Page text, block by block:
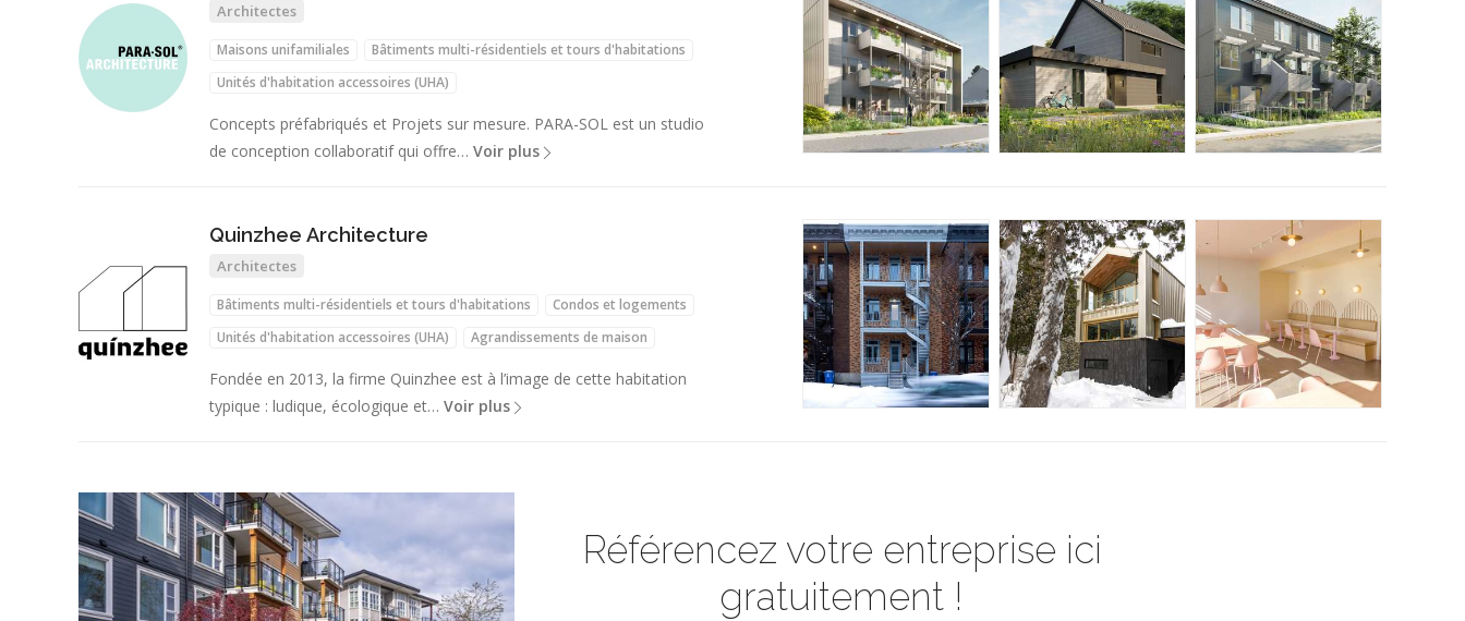
Architectes
Maisons unifamiliales
Bâtiments multi-résidentiels et tours d'habitations
Unités d'habitation accessoires (UHA)
Concepts préfabriqués et Projets sur mesure. PARA-SOL est un studio
de conception collaboratif qui offre… Voir plus
Quinzhee Architecture
Architectes
Bâtiments multi-résidentiels et tours d'habitations
Condos et logements
Unités d'habitation accessoires (UHA)
Agrandissements de maison
Ajouts d'étages
Meubles
Fondée en 2013, la firme Quinzhee est à l’image de cette habitation
typique : ludique, écologique et… Voir plus
Référencez votre entreprise ici
gratuitement !